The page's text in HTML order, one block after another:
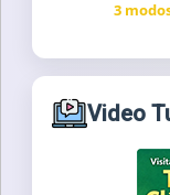
3
Video